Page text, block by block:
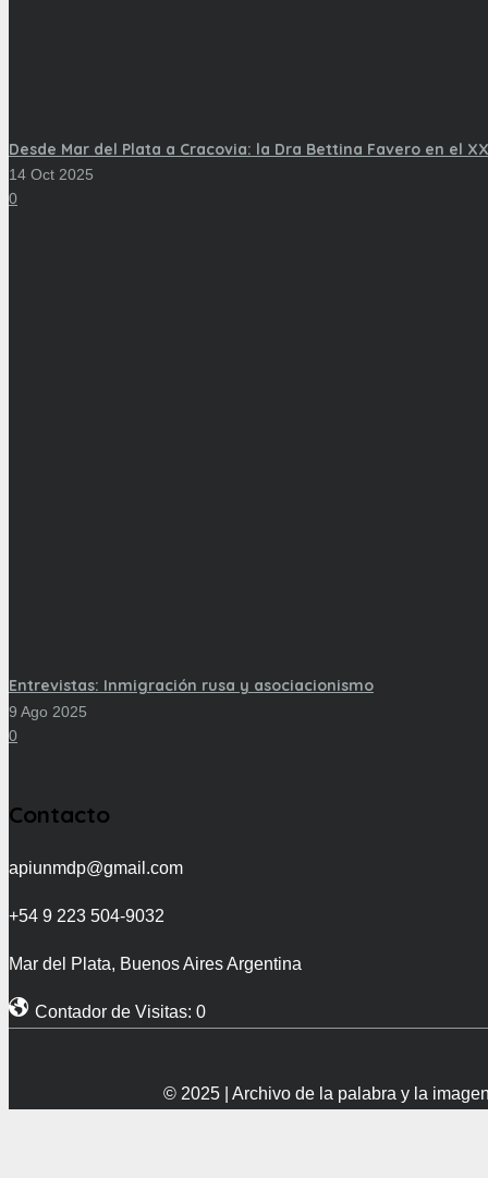
Desde Mar del Plata a Cracovia: la Dra Bettina Favero en el
14 Oct 2025
0
Entrevistas: Inmigración rusa y asociacionismo
9 Ago 2025
0
Contacto
apiunmdp@gmail.com
+54 9 223 504-9032
Mar del Plata, Buenos Aires Argentina
Contador de Visitas: 0
© 2025 | Archivo de la palabra y la